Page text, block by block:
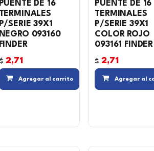
Compara Agregar a la lista de deseos
PUENTE DE 16
TERMINALES
P/SERIE 39X1
NEGRO 093160
FINDER
2,71
Agregar al carrito Compara
PUENTE DE 16
TERMINALES
P/SERIE 39X1
COLOR ROJO
093161 FINDER
$2,71
Agregar al